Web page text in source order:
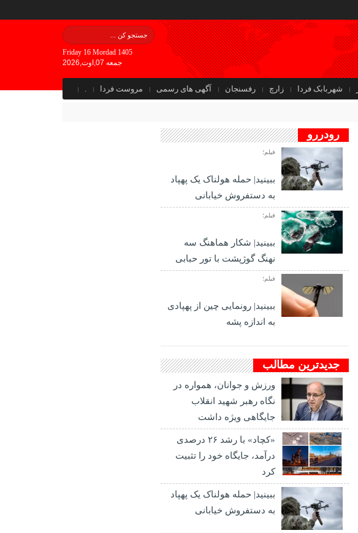
Friday 16 Mordad 1405
جمعه 07,اوت,2026
شهربابک فردا زارچ رفسنجان آگهی های رسمی مروست فردا .
رودررو
فیلم؛
ببینید| حمله هولناک یک پهپاد
به دستفروش خیابانی
فیلم؛
ببینید| شکار هماهنگ سه
نهنگ گوژپشت با تور حبابی
فیلم؛
ببینید| رونمایی چین از پهپادی
به اندازه پشه
جدیدترین مطالب
ورزش و جوانان، همواره در
نگاه رهبر شهید انقلاب
جایگاهی ویژه داشت
«کچاد» با رشد ۲۶ درصدی
درآمد، جایگاه خود را تثبیت
کرد
ببینید| حمله هولناک یک پهپاد
به دستفروش خیابانی